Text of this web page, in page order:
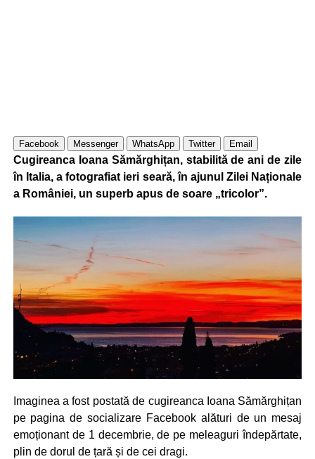
Facebook Messenger WhatsApp Twitter Email
Cugireanca Ioana Sămărghițan, stabilită de ani de zile
în Italia, a fotografiat ieri seară, în ajunul Zilei Naționale
a României, un superb apus de soare „tricolor”.
Imaginea a fost postată de cugireanca Ioana Sămărghițan
pe pagina de socializare Facebook alături de un mesaj
emoționant de 1 decembrie, de pe meleaguri îndepărtate,
plin de dorul de țară și de cei dragi.